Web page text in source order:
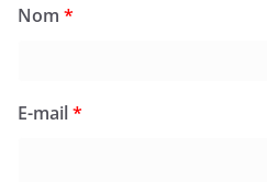
Nom *
E-mail*